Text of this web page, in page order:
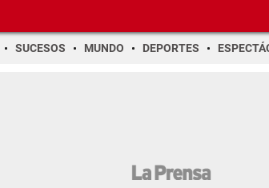
SUCESOS MUNDO DEPORTES